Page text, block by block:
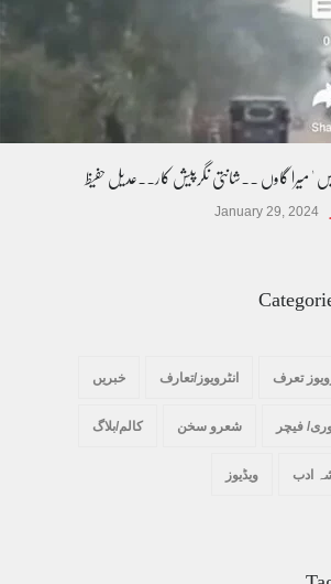
' میرا گاوں ۔۔شانتی نگرپیش کار۔۔عدیل حفیظ
January 29, 2024
تعرف انٹرویوز/تعارف خبریں
فیچر شعرو سخن کالم/بلاگ
ادب ویڈیوز